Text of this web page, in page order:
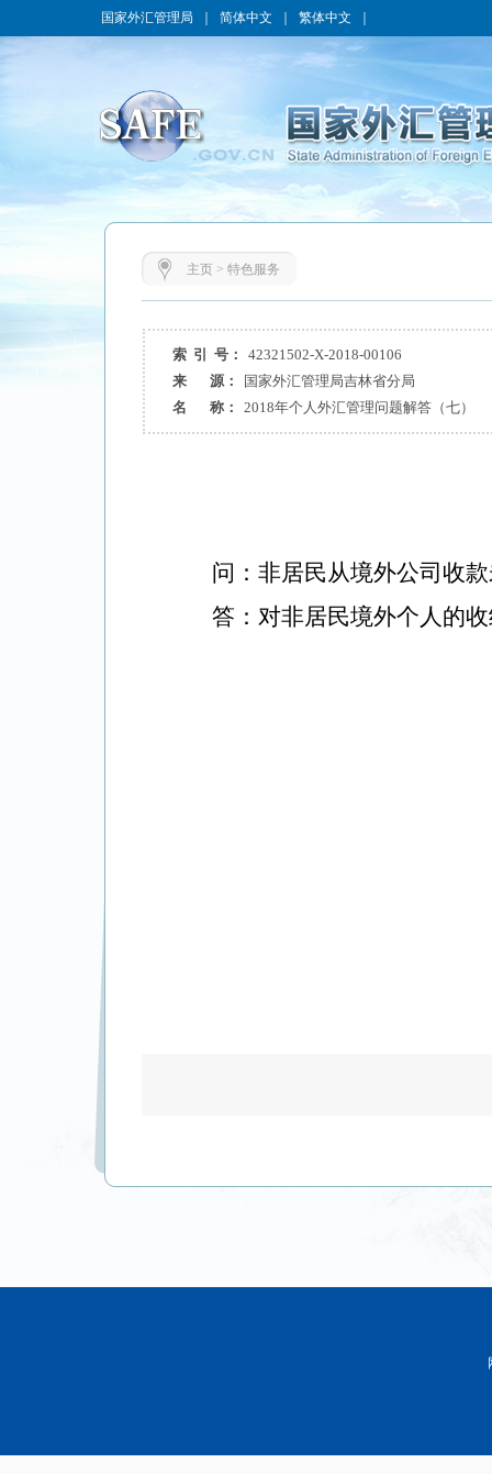
国家外汇管理局 简体中文 繁体中文
主页> 特色服务
索 引 号：
42321502-X-2018-00106
来 源：
国家外汇管理局吉林省分局
名 称：
2018年个人外汇管理问题解答（七）
问：非居民从境外公司收
答：对非居民境外个人的